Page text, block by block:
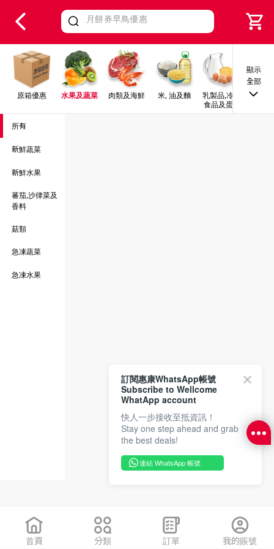
Valid Until 30 June 2026
原箱優惠 水果及蔬菜 肉類及海鮮 米, 油及麵
乳製品,冷凍
食品及蛋類
早餐
顯示
全部
所有
新鮮蔬菜
新鮮水果
蕃茄,沙律菜及
香料
菇類
急凍蔬菜
急凍水果
首頁 分類 訂單 我的賬號
訂閱惠康WhatsApp帳號
Subscribe to Wellcome
WhatApp account
快人一步接收至抵資訊！
Stay one step ahead and grab
the best deals!
連結 WhatsApp 帳號